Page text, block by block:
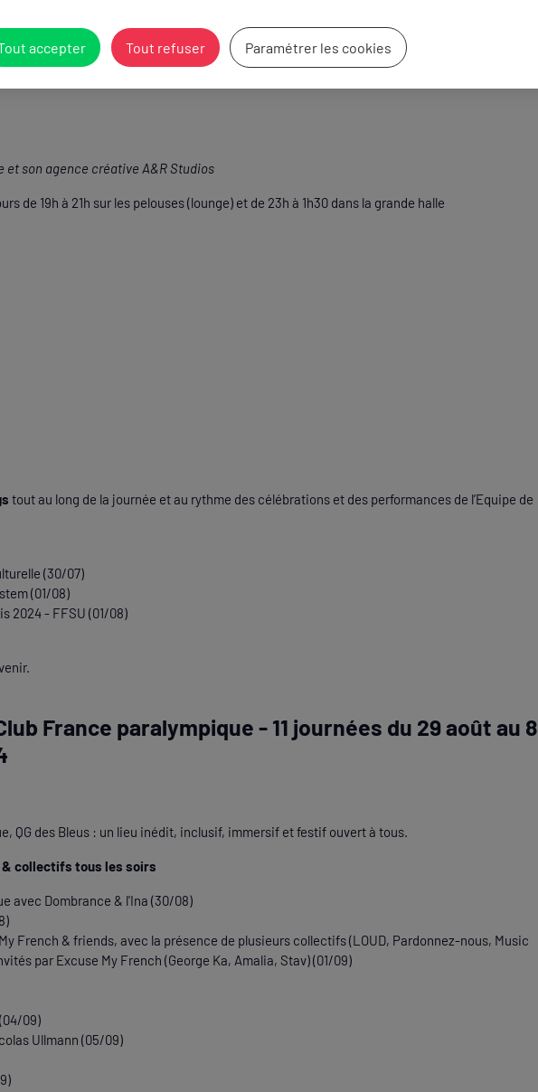
France olympique - 16 journées du 27 juillet au 11
et son agence créative A&R Studios
de 19h à 21h sur les pelouses (lounge) et de 23h à 1h30 dans la grande halle
tout au long de la journée et au rythme des célébrations et des performances de l’Equipe de
(30/07)
(01/08)
2024 - FFSU (01/08)
France paralympique - 11 journées du 29 août au 8
QG des Bleus : un lieu inédit, inclusif, immersif et festif ouvert à tous.
collectifs tous les soirs
avec Dombrance & l'Ina (30/08)
French & friends, avec la présence de plusieurs collectifs (LOUD, Pardonnez-nous, Music
par Excuse My French (George Ka, Amalia, Stav) (01/09)
09)
Ullmann (05/09)
accepter Tout refuser Paramétrer les cookies